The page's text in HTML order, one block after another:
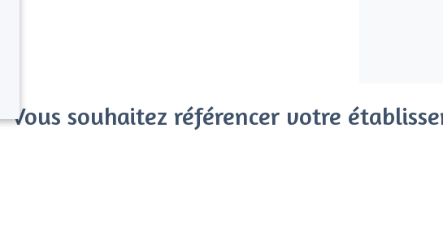
Vous souhaitez référencer votre